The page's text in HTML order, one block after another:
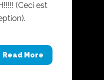
(Ceci est
Read More